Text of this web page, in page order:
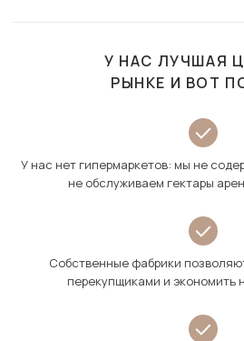
У НАС ЛУЧШАЯ
РЫНКЕ И ВОТ
У нас нет гипермаркетов: мы не
не обслуживаем гектары
Собственные фабрики
перекупщиками и экономить